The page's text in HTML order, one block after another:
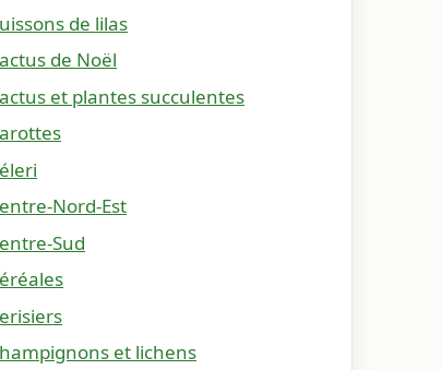
de lilas
de Noël
et plantes succulentes
Nord-Est
Sud
et lichens